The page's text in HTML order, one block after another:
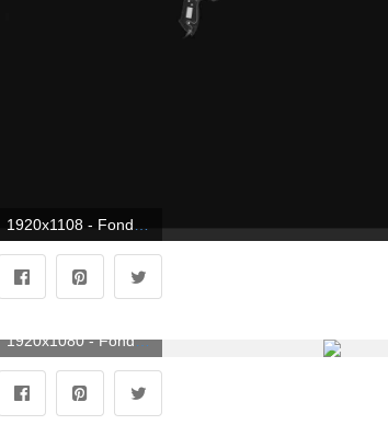
1920x1108 - Fondo de pantalla 1920x1108. Fondo para computadora aesthetic PC.
1920x1080 - Fondo de pantalla 1920x1080. Fondo de pantalla HD 1080p aesthetic PC.